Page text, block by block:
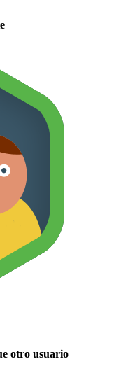
otro usuario